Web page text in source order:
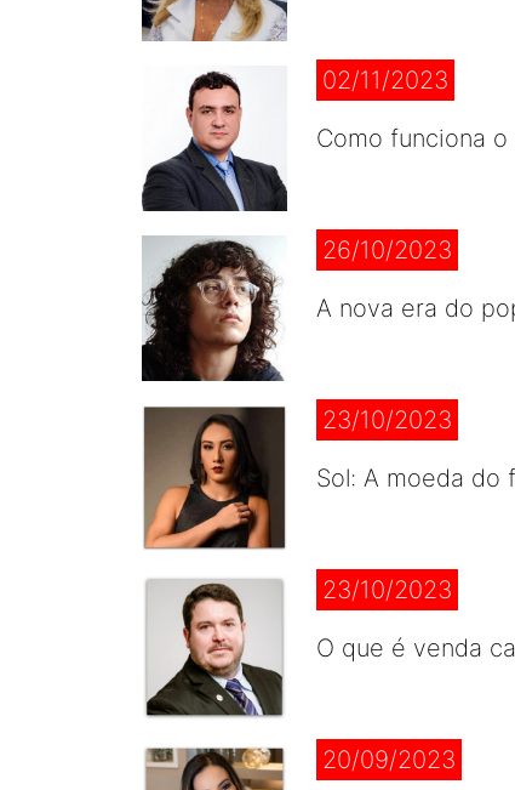
02/11/2023
Como funciona
26/10/2023
A nova era do
23/10/2023
Sol: A moeda do
23/10/2023
O que é venda
20/09/2023